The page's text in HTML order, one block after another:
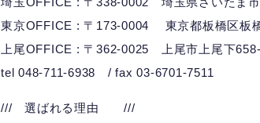
東京OFFICE : 〒173-0004 東京都板橋区板
上尾OFFICE : 〒362-0025 上尾市上尾下
tel 048-711-6938 / fax 03-6701-7511
/// 選ばれる理由 ///